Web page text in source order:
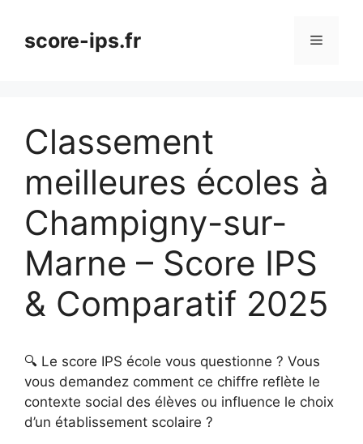
contenuscore-ips.fr Menu
Classement
meilleures écoles à
Champigny-sur-
Marne – Score IPS
& Comparatif 2025
🔍 Le score IPS école vous questionne ? Vous
vous demandez comment ce chiffre reflète le
contexte social des élèves ou influence le choix
d’un établissement scolaire ?